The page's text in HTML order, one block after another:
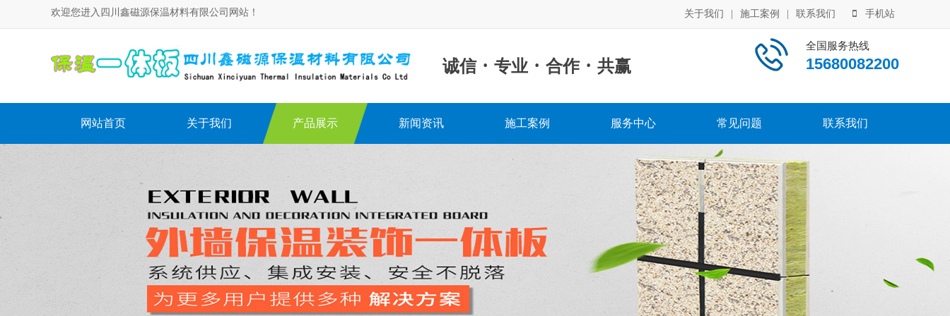
欢迎您进入四川鑫磁源保温材料有限公司网站！ 关于我们 施工案例 联系我们 手机站
诚信 · 专业 · 合作 · 共赢
全国服务热线
15680082200
网站首页 关于我们 产品展示 新闻资讯 施工案例 服务中心 常见问题 联系我们